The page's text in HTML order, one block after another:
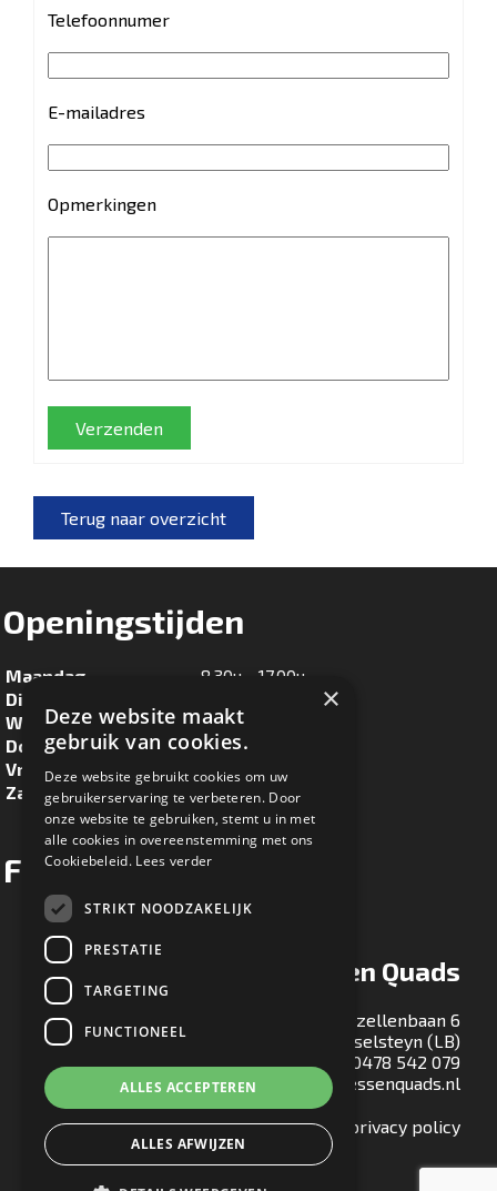
Telefoonnumer
E-mailadres
Opmerkingen
Verzenden
Terug naar overzicht
Openingstijden
Maandag
8.30u - 17.00u
Dinsdag
Woensdag
8.30u - 17.00u
Donderdag
8.30u - 17.00u
Vrijdag
8.30u - 17.00u
Zaterdag
8.30u - 16.00u
Facebook
Ton Maessen Quads
Gezellenbaan 6
5813 EA Ysselsteyn (LB)
0478 542 079
E:info@tonmaessenquads.nl
Bekijk onze privacy policy
×
Deze website maakt
gebruik van cookies.
Deze website gebruikt cookies om uw
gebruikerservaring te verbeteren. Door
onze website te gebruiken, stemt u in met
alle cookies in overeenstemming met ons
Cookiebeleid. Lees verder
STRIKT NOODZAKELIJK
PRESTATIE
TARGETING
FUNCTIONEEL
ALLES ACCEPTEREN
ALLES AFWIJZEN